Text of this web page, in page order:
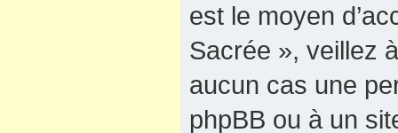
est le moyen
Sacrée », veillez
aucun cas une
phpBB ou à un